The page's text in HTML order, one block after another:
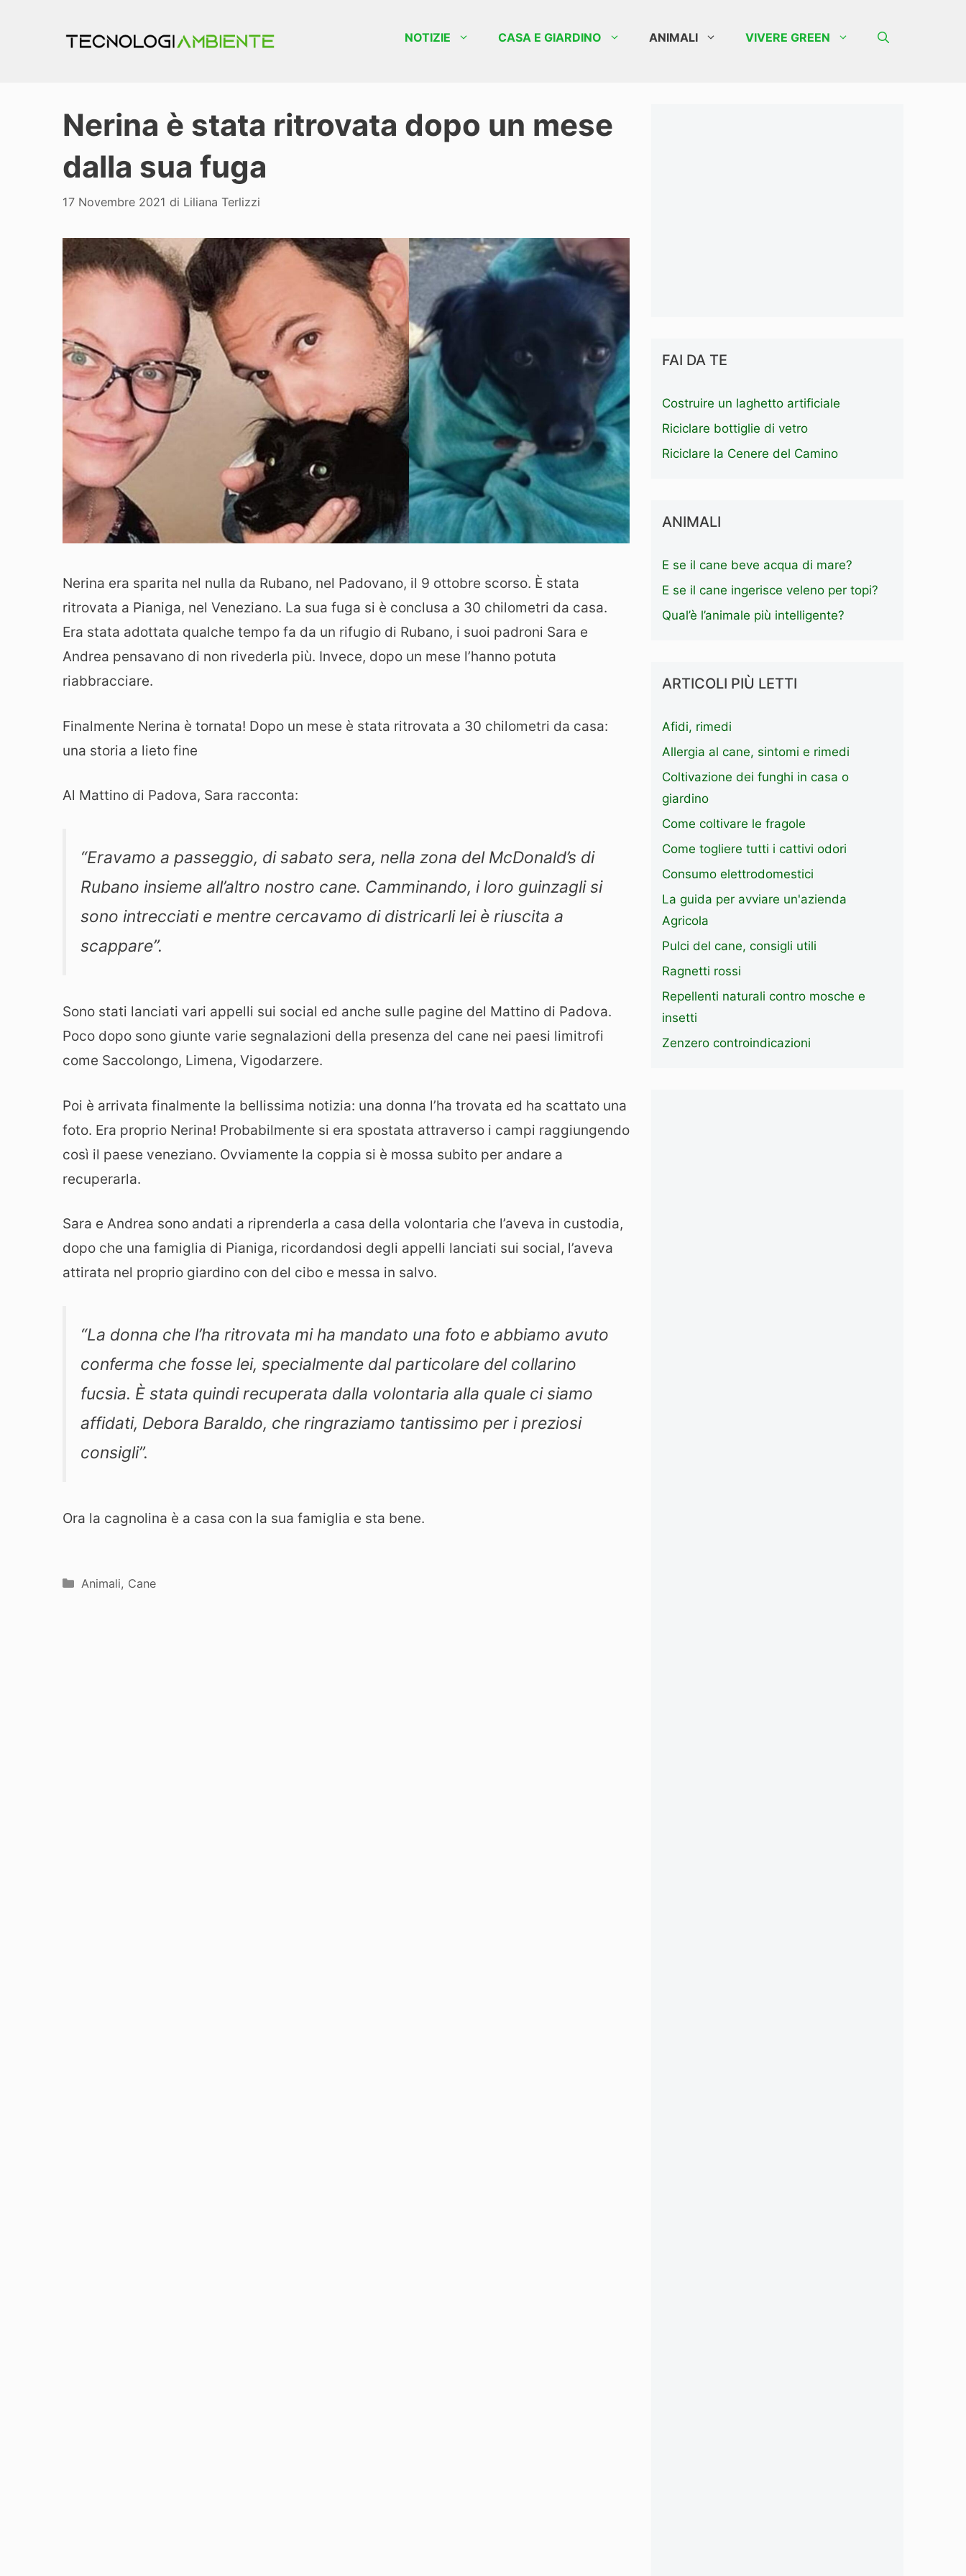
NOTIZIE CASA E GIARDINO ANIMALI VIVERE GREEN
Nerina è stata ritrovata dopo un mese
dalla sua fuga
17 Novembre 2021 di Liliana Terlizzi
Nerina era sparita nel nulla da Rubano, nel Padovano, il 9 ottobre scorso. È stata
ritrovata a Pianiga, nel Veneziano. La sua fuga si è conclusa a 30 chilometri da casa.
Era stata adottata qualche tempo fa da un rifugio di Rubano, i suoi padroni Sara e
Andrea pensavano di non rivederla più. Invece, dopo un mese l’hanno potuta
riabbracciare.
Finalmente Nerina è tornata! Dopo un mese è stata ritrovata a 30 chilometri da casa:
una storia a lieto fine
Al Mattino di Padova, Sara racconta:
“Eravamo a passeggio, di sabato sera, nella zona del McDonald’s di
Rubano insieme all’altro nostro cane. Camminando, i loro guinzagli si
sono intrecciati e mentre cercavamo di districarli lei è riuscita a
scappare”.
Sono stati lanciati vari appelli sui social ed anche sulle pagine del Mattino di Padova.
Poco dopo sono giunte varie segnalazioni della presenza del cane nei paesi limitrofi
come Saccolongo, Limena, Vigodarzere.
Poi è arrivata finalmente la bellissima notizia: una donna l’ha trovata ed ha scattato una
foto. Era proprio Nerina! Probabilmente si era spostata attraverso i campi raggiungendo
così il paese veneziano. Ovviamente la coppia si è mossa subito per andare a
recuperarla.
Sara e Andrea sono andati a riprenderla a casa della volontaria che l’aveva in custodia,
dopo che una famiglia di Pianiga, ricordandosi degli appelli lanciati sui social, l’aveva
attirata nel proprio giardino con del cibo e messa in salvo.
“La donna che l’ha ritrovata mi ha mandato una foto e abbiamo avuto
conferma che fosse lei, specialmente dal particolare del collarino
fucsia. È stata quindi recuperata dalla volontaria alla quale ci siamo
affidati, Debora Baraldo, che ringraziamo tantissimo per i preziosi
consigli”.
Ora la cagnolina è a casa con la sua famiglia e sta bene.
Categorie
Animali, Cane
FAI DA TE
Costruire un laghetto artificiale
Riciclare bottiglie di vetro
Riciclare la Cenere del Camino
ANIMALI
E se il cane beve acqua di mare?
E se il cane ingerisce veleno per topi?
Qual’è l’animale più intelligente?
ARTICOLI PIÙ LETTI
Afidi, rimedi
Allergia al cane, sintomi e rimedi
Coltivazione dei funghi in casa o
giardino
Come coltivare le fragole
Come togliere tutti i cattivi odori
Consumo elettrodomestici
La guida per avviare un'azienda
Agricola
Pulci del cane, consigli utili
Ragnetti rossi
Repellenti naturali contro mosche e
insetti
Zenzero controindicazioni